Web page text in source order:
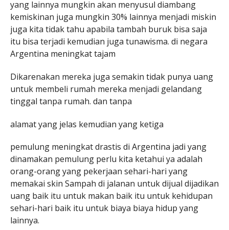
yang lainnya mungkin akan menyusul diambang
kemiskinan juga mungkin 30% lainnya menjadi miskin
juga kita tidak tahu apabila tambah buruk bisa saja
itu bisa terjadi kemudian juga tunawisma. di negara
Argentina meningkat tajam
Dikarenakan mereka juga semakin tidak punya uang
untuk membeli rumah mereka menjadi gelandang
tinggal tanpa rumah. dan tanpa
alamat yang jelas kemudian yang ketiga
pemulung meningkat drastis di Argentina jadi yang
dinamakan pemulung perlu kita ketahui ya adalah
orang-orang yang pekerjaan sehari-hari yang
memakai skin Sampah di jalanan untuk dijual dijadikan
uang baik itu untuk makan baik itu untuk kehidupan
sehari-hari baik itu untuk biaya biaya hidup yang
lainnya.